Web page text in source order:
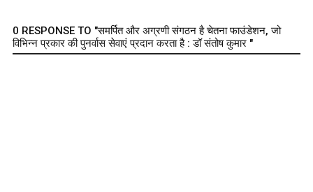
0 RESPONSE TO "समर्पित और अग्रणी संगठन है चेतना फाउंडेशन, जो
विभिन्न प्रकार की पुनर्वास सेवाएं प्रदान करता है : डॉ संतोष कुमार "